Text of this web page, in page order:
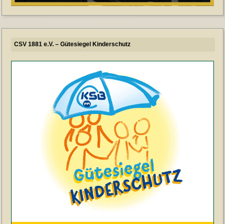
CSV 1881 e.V. – Gütesiegel Kinderschutz